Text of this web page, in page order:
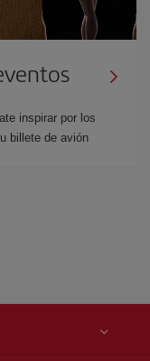
inspirar por los
billete de avión